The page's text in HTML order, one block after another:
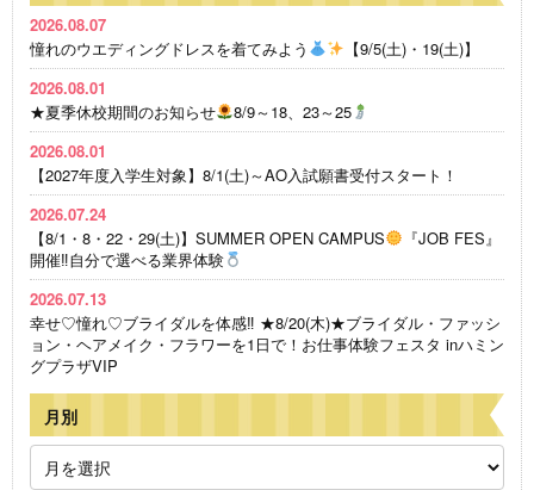
2026.08.07
憧れのウエディングドレスを着てみよう
【9/5(土)・19(土)】
2026.08.01
★夏季休校期間のお知らせ
8/9～18、23～25
2026.08.01
【2027年度入学生対象】8/1(土)～AO入試願書受付スタート！
2026.07.24
【8/1・8・22・29(土)】SUMMER OPEN CAMPUS
『JOB FES』
開催‼自分で選べる業界体験
2026.07.13
幸せ♡憧れ♡ブライダルを体感‼ ★8/20(木)★ブライダル・ファッシ
ョン・ヘアメイク・フラワーを1日で！お仕事体験フェスタ inハミン
グプラザVIP
月別